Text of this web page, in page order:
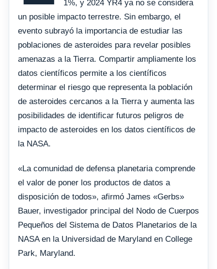
1%, y 2024 YR4 ya no se considera
un posible impacto terrestre. Sin embargo, el
evento subrayó la importancia de estudiar las
poblaciones de asteroides para revelar posibles
amenazas a la Tierra. Compartir ampliamente los
datos científicos permite a los científicos
determinar el riesgo que representa la población
de asteroides cercanos a la Tierra y aumenta las
posibilidades de identificar futuros peligros de
impacto de asteroides en los datos científicos de
la NASA.
«La comunidad de defensa planetaria comprende
el valor de poner los productos de datos a
disposición de todos», afirmó James «Gerbs»
Bauer, investigador principal del Nodo de Cuerpos
Pequeños del Sistema de Datos Planetarios de la
NASA en la Universidad de Maryland en College
Park, Maryland.